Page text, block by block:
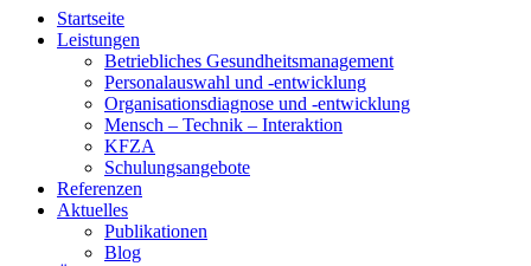
Startseite
Leistungen
Betriebliches Gesundheitsmanagement
Personalauswahl und -entwicklung
Organisationsdiagnose und -entwicklung
Mensch – Technik – Interaktion
KFZA
Schulungsangebote
Referenzen
Aktuelles
Publikationen
Blog